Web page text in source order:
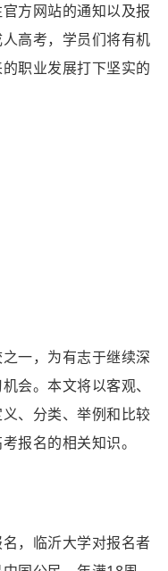
方网站的通知以及报
高考，学员们将有机
职业发展打下坚实的
一，为有志于继续深
会。本文将以客观、
、分类、举例和比较
报名的相关知识。
，临沂大学对报名者